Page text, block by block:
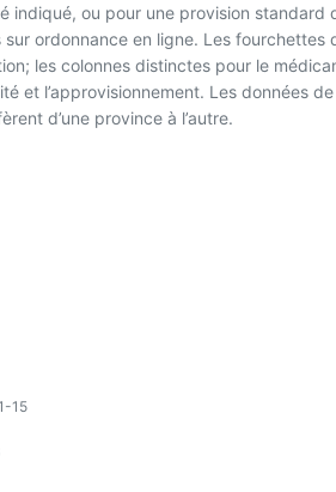
indiqué, ou pour une provision standard
ordonnance en ligne. Les fourchettes
les colonnes distinctes pour le
et l’approvisionnement. Les données
d’une province à l’autre.
15